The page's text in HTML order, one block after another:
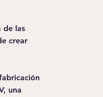
de las
crear
una